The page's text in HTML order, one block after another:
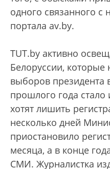
одного связанного
портала av.by.
TUT.by активно
Белоруссии, которые
выборов президента
прошлого года стало
хотят лишить
несколько дней
приостановило
месяца, а в конце
СМИ. Журналистка